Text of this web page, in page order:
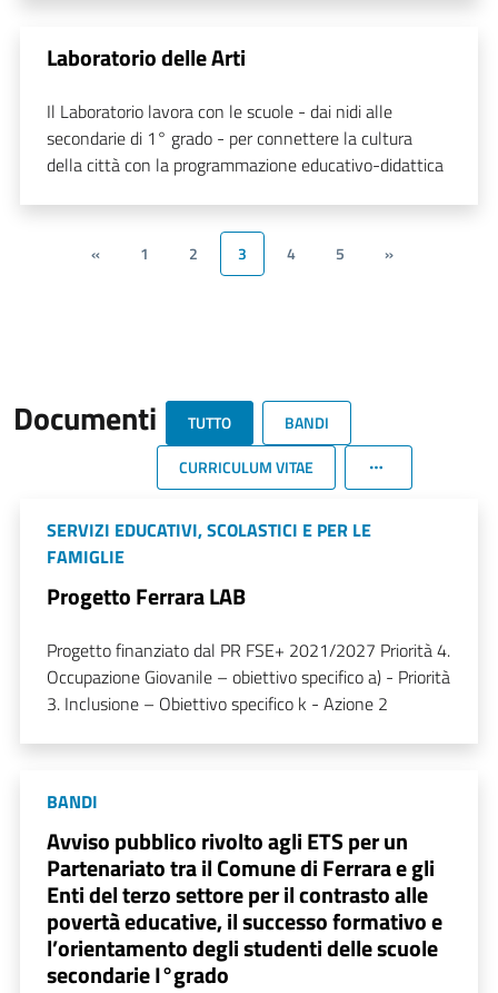
Laboratorio delle Arti
Il Laboratorio lavora con le scuole - dai nidi alle
secondarie di 1° grado - per connettere la cultura
della città con la programmazione educativo-didattica
« 1 2 3 4 5 »
Documenti TUTTO
BANDI
CURRICULUM VITAE
SERVIZI EDUCATIVI, SCOLASTICI E PER LE
FAMIGLIE
Progetto Ferrara LAB
Progetto finanziato dal PR FSE+ 2021/2027 Priorità 4.
Occupazione Giovanile – obiettivo specifico a) - Priorità
3. Inclusione – Obiettivo specifico k - Azione 2
BANDI
Avviso pubblico rivolto agli ETS per un
Partenariato tra il Comune di Ferrara e gli
Enti del terzo settore per il contrasto alle
povertà educative, il successo formativo e
l’orientamento degli studenti delle scuole
secondarie I°grado